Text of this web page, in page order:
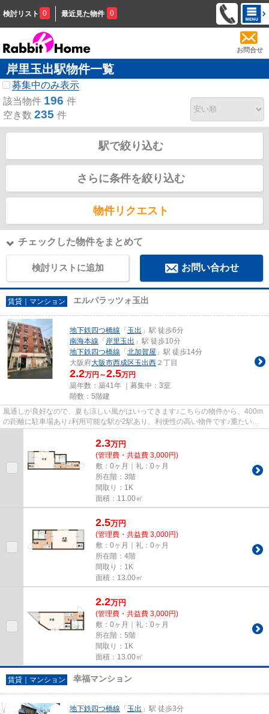
検討リスト 0 最近見た物件 0
お問合せ
岸里玉出駅物件一覧
募集中のみ表示
該当物件 196 件
空き数 235 件
駅で絞り込む
さらに条件を絞り込む
物件リクエスト
チェックした物件をまとめて
検討リストに追加 お問い合わせ
賃貸｜マンション エルパラッツォ玉出
地下鉄四つ橋線 「 玉出 」駅 徒歩6分
南海本線 「 岸里玉出 」駅 徒歩10分
地下鉄四つ橋線 「 北加賀屋 」駅 徒歩14分
大阪府大阪市西成区玉出西 ２丁目
2.2万円～2.5万円
築年数：築41年 ｜募集中： 3室
階数：5階建
風通しが良好なので、夏も涼しい風がはいってきます♪こちらの物件から、400m
の距離に駐車場あり♪利用可能な駅が2駅あり、利便性の高い物件です♪重たいゴ
2.3万円
(管理費・共益費 3,000円)
敷：0ヶ月｜礼：0ヶ月
所在階：3階
間取り：1K
面積：11.00㎡
2.5万円
(管理費・共益費 3,000円)
敷：0ヶ月｜礼：0ヶ月
所在階：4階
間取り：1K
面積：13.00㎡
2.2万円
(管理費・共益費 3,000円)
敷：0ヶ月｜礼：0ヶ月
所在階：5階
間取り：1K
面積：13.00㎡
賃貸｜マンション 幸福マンション
地下鉄四つ橋線 「 玉出 」駅 徒歩3分